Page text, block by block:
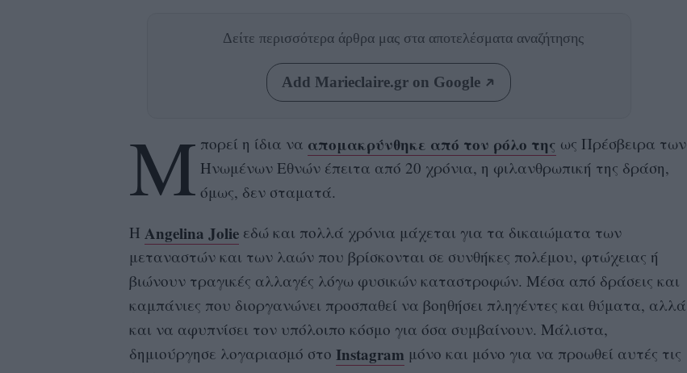
Δείτε περισσότερα άρθρα μας στα αποτελέσματα αναζήτησης
Add Marieclaire.gr on Google
Μ πορεί η ίδια να απομακρύνθηκε από τον ρόλο της ως Πρέσβειρα των
Ηνωμένων Εθνών έπειτα από 20 χρόνια, η φιλανθρωπική της δράση,
όμως, δεν σταματά.
Η Angelina Jolieεδώ και πολλά χρόνια μάχεται για τα δικαιώματα των
μεταναστών και των λαών που βρίσκονται σε συνθήκες πολέμου, φτώχειας ή
βιώνουν τραγικές αλλαγές λόγω φυσικών καταστροφών. Μέσα από δράσεις και
καμπάνιες που διοργανώνει προσπαθεί να βοηθήσει πληγέντες και θύματα, αλλά
και να αφυπνίσει τον υπόλοιπο κόσμο για όσα συμβαίνουν. Μάλιστα,
δημιούργησε λογαριασμό στο Instagram μόνο και μόνο για να προωθεί αυτές τις